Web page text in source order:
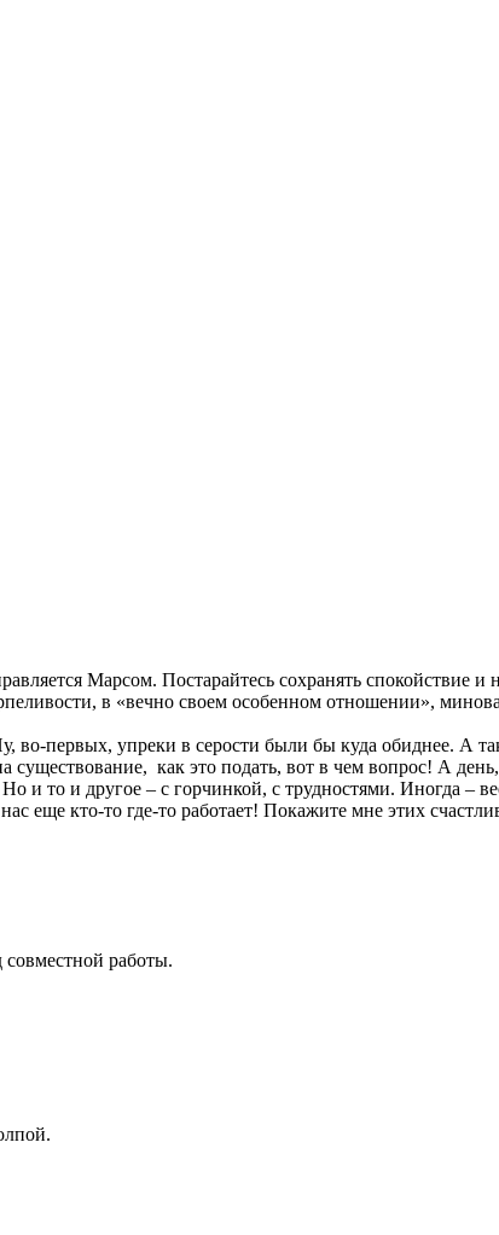
Марсом. Постарайтесь сохранять спокойствие и
в «вечно своем особенном отношении»,
во-первых, упреки в серости были бы куда обиднее. А
существование, как это подать, вот в чем вопрос! А
и то и другое – с горчинкой, с трудностями. Иногда –
еще кто-то где-то работает! Покажите мне этих
работы.